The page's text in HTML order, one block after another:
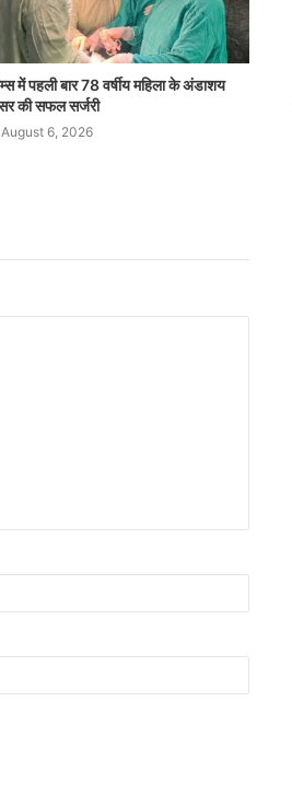
में पहली बार 78 वर्षीय महिला के अंडाशय
की सफल सर्जरी
August 6, 2026